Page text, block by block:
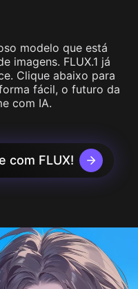
modelo que está
imagens. FLUX.1 já
Clique abaixo para
fácil, o futuro da
com IA.
com FLUX!